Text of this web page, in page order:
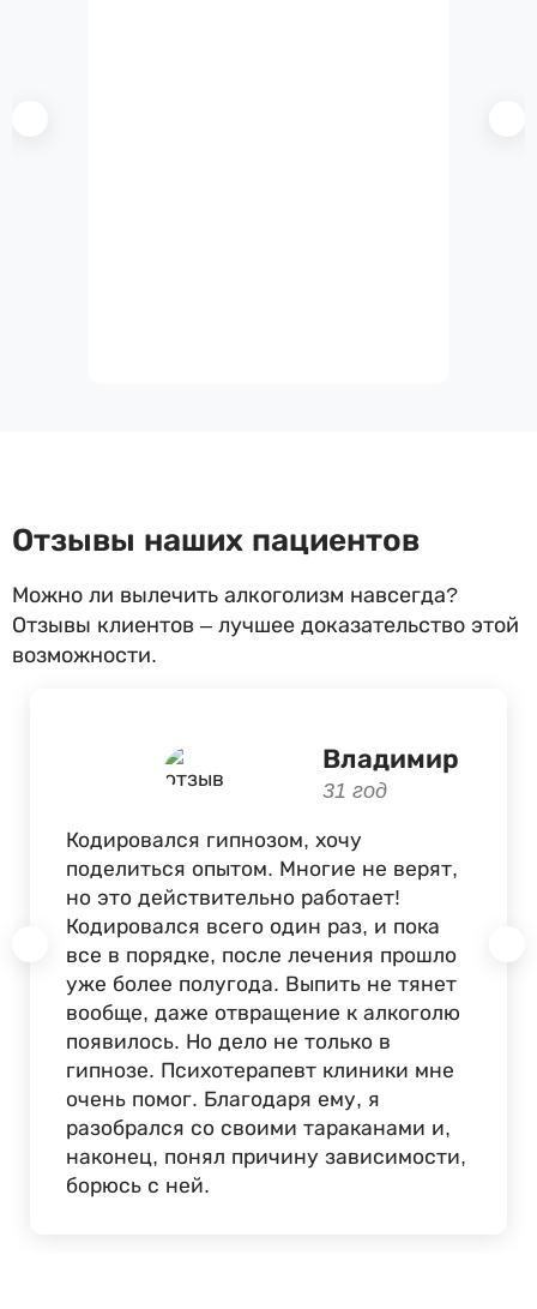
Отзывы наших пациентов
Можно ли вылечить алкоголизм навсегда?
Отзывы клиентов – лучшее доказательство этой
возможности.
Владимир
31 год
Кодировался гипнозом, хочу
поделиться опытом. Многие не верят,
но это действительно работает!
Кодировался всего один раз, и пока
все в порядке, после лечения прошло
уже более полугода. Выпить не тянет
вообще, даже отвращение к алкоголю
появилось. Но дело не только в
гипнозе. Психотерапевт клиники мне
очень помог. Благодаря ему, я
разобрался со своими тараканами и,
наконец, понял причину зависимости,
борюсь с ней.